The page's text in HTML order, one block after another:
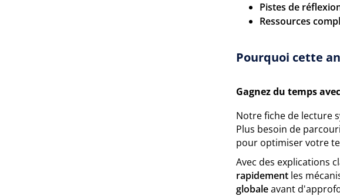
Pistes de
Ressources
Pourquoi cette
Gagnez du temps
Notre fiche de lecture
Plus besoin de
pour optimiser votre
Avec des explications
rapidement les
globaleavant